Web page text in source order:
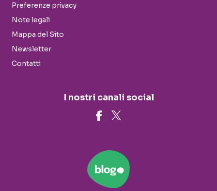
Preferenze privacy
Note legali
Mappa del Sito
Newsletter
Contatti
I nostri canali social